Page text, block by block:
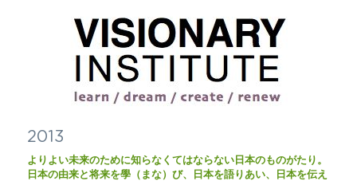
2013
よりよい未来のために知らなくてはならない日本のものがたり。
日本の由来と将来を學（まな）び、日本を語りあい、日本を伝え